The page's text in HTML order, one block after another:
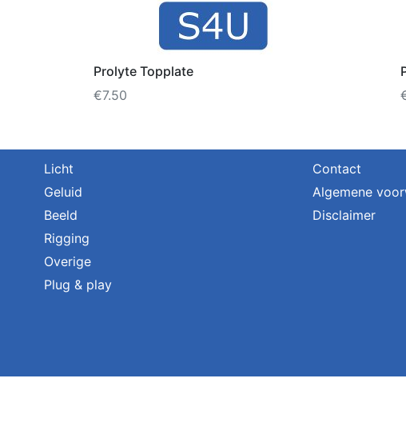
Prolyte Topplate
€7.50
Licht
Geluid
Beeld
Rigging
Overige
Plug & play
Contact
Algemene
Disclaimer